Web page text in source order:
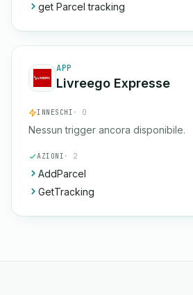
get Parcel tracking
APP
Livreego Expresse
INNESCHI · 0
Nessun trigger ancora disponibile.
AZIONI · 2
AddParcel
GetTracking